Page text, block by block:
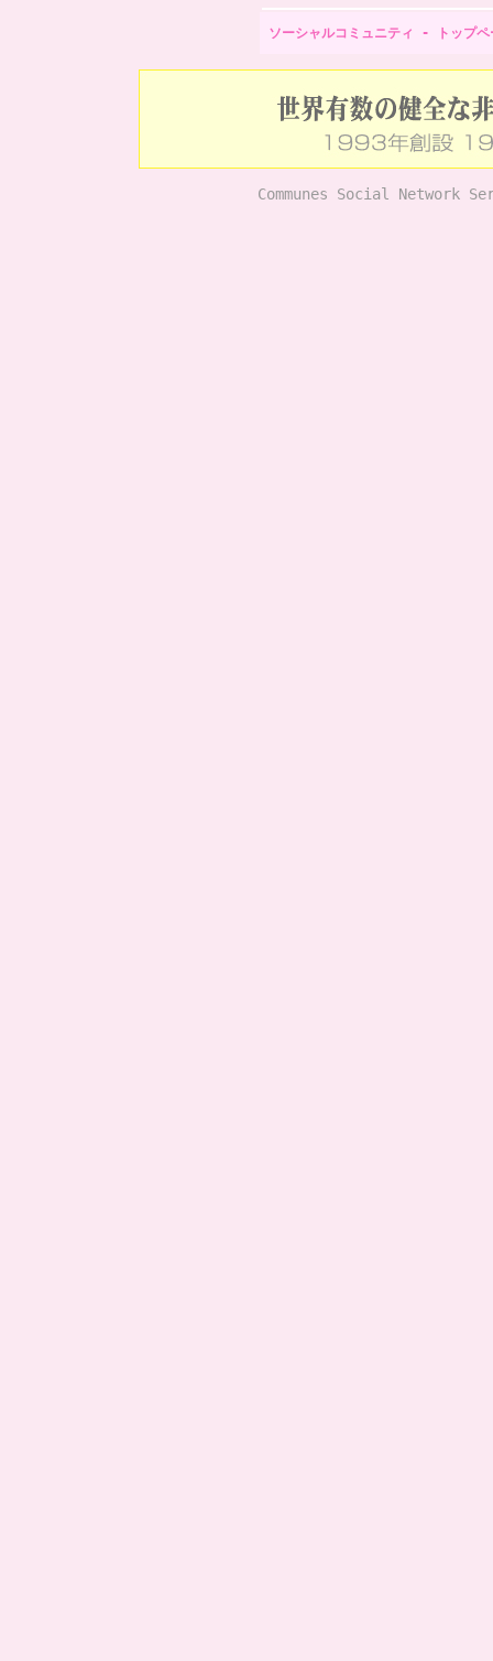
ソーシャルコミュニティ - トップペ
Communes Social Network